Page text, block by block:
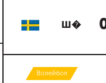
Ш�
Волейбол